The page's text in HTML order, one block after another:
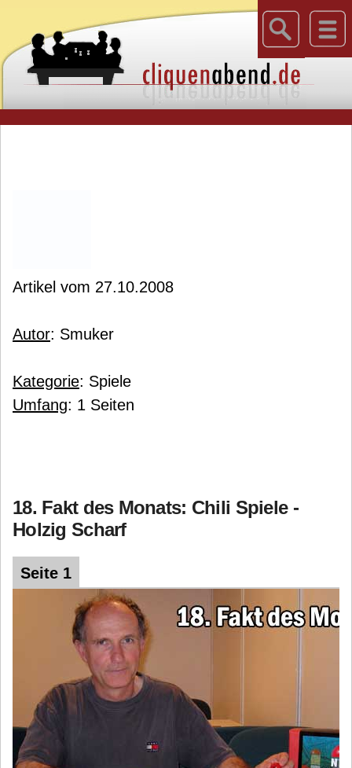
Artikel vom 27.10.2008
Autor: Smuker
Kategorie: Spiele
Umfang: 1 Seiten
18. Fakt des Monats: Chili Spiele -
Holzig Scharf
Seite 1